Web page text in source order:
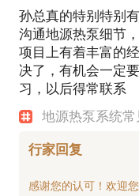
孙总真的特别特别
沟通地源热泵细节
项目上有着丰富的
决了，有机会一定
习，以后得常联系
地源热泵系统
行家回复